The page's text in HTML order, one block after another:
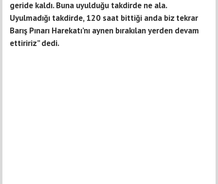
geride kaldı. Buna uyulduğu takdirde ne ala.
Uyulmadığı takdirde, 120 saat bittiği anda biz tekrar
Barış Pınarı Harekatı’nı aynen bırakılan yerden devam
ettiririz” dedi.